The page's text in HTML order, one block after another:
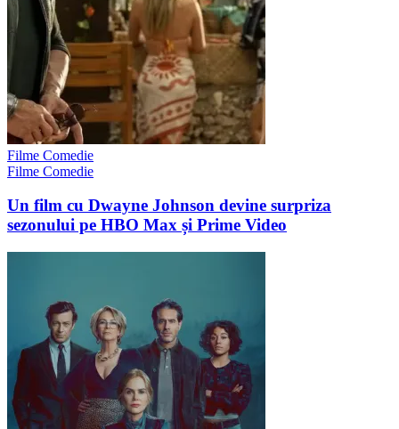
Filme Comedie
Filme Comedie
Un film cu Dwayne Johnson devine surpriza
sezonului pe HBO Max și Prime Video